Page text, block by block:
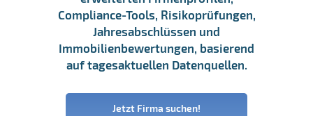
Compliance-Tools, Risikoprüfungen,
Jahresabschlüssen und
Immobilienbewertungen, basierend
auf tagesaktuellen Datenquellen.
Jetzt Firma suchen!